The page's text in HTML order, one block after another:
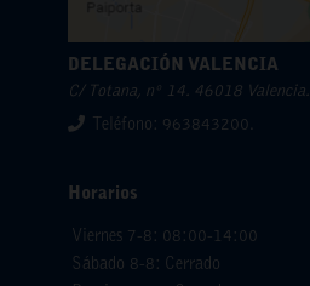
DELEGACIÓN VALENCIA
C/ Totana, nº 14. 46018 Valencia.
Teléfono: 963843200.
Horarios
Viernes 7-8: 08:00-14:00
Sábado 8-8: Cerrado